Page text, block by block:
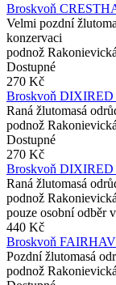
Broskvoň
Velmi pozdní
konzervaci
podnož Rakonievická
Dostupné
270 Kč
Broskvoň DIXIRED
Raná žlutomasá
podnož Rakonievická
Dostupné
270 Kč
Broskvoň DIXIRED
Raná žlutomasá
podnož Rakonievická
pouze osobní odběr
440 Kč
Broskvoň
Pozdní žlutomasá
podnož Rakonievická